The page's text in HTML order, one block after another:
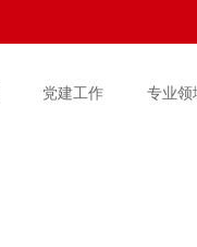
党建工作 专业领